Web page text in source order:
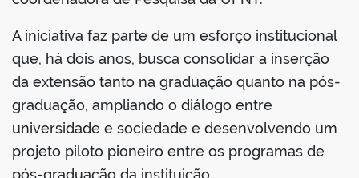
portal
A iniciativa faz parte de um esforço institucional
que, há dois anos, busca consolidar a inserção
da extensão tanto na graduação quanto na pós-
graduação, ampliando o diálogo entre
universidade e sociedade e desenvolvendo um
projeto piloto pioneiro entre os programas de
pós-graduação da instituição.